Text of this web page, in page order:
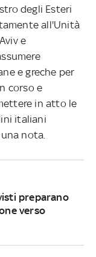
degli Esteri
all'Unità
e
e greche per
corso e
in atto le
italiani
nota.
preparano
verso